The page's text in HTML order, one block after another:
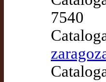
7540